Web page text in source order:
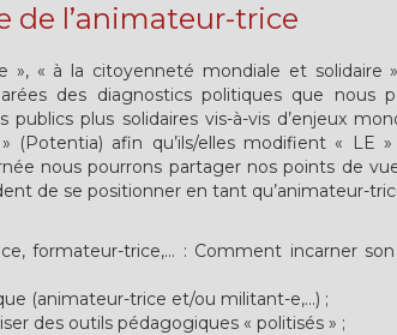
de l’animateur-trice
», « à la citoyenneté mondiale et solidaire
des diagnostics politiques que nous
publics plus solidaires vis-à-vis d’enjeux
(Potentia) afin qu’ils/elles modifient «
nous pourrons partager nos points de
de se positionner en tant qu’animateur-
formateur-trice,... : Comment incarner
(animateur-trice et/ou militant-e,...) ;
des outils pédagogiques « politisés » ;